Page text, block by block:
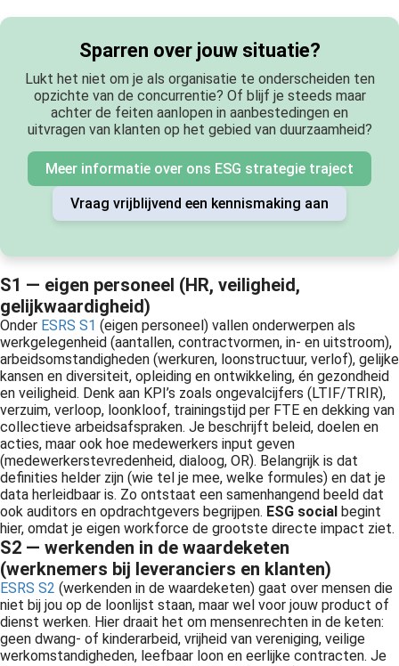
Sparren over jouw situatie?
Lukt het niet om je als organisatie te onderscheiden ten
opzichte van de concurrentie? Of blijf je steeds maar
achter de feiten aanlopen in aanbestedingen en
uitvragen van klanten op het gebied van duurzaamheid?
Meer informatie over ons ESG strategie traject
Vraag vrijblijvend een kennismaking aan
S1 — eigen personeel (HR, veiligheid,
gelijkwaardigheid)
Onder ESRS S1 (eigen personeel) vallen onderwerpen als
werkgelegenheid (aantallen, contractvormen, in- en uitstroom),
arbeidsomstandigheden (werkuren, loonstructuur, verlof), gelijke
kansen en diversiteit, opleiding en ontwikkeling, én gezondheid
en veiligheid. Denk aan KPI’s zoals ongevalcijfers (LTIF/TRIR),
verzuim, verloop, loonkloof, trainingstijd per FTE en dekking van
collectieve arbeidsafspraken. Je beschrijft beleid, doelen en
acties, maar ook hoe medewerkers input geven
(medewerkerstevredenheid, dialoog, OR). Belangrijk is dat
definities helder zijn (wie tel je mee, welke formules) en dat je
data herleidbaar is. Zo ontstaat een samenhangend beeld dat
ook auditors en opdrachtgevers begrijpen. ESG social begint
hier, omdat je eigen workforce de grootste directe impact ziet.
S2 — werkenden in de waardeketen
(werknemers bij leveranciers en klanten)
ESRS S2 (werkenden in de waardeketen) gaat over mensen die
niet bij jou op de loonlijst staan, maar wel voor jouw product of
dienst werken. Hier draait het om mensenrechten in de keten:
geen dwang- of kinderarbeid, vrijheid van vereniging, veilige
werkomstandigheden, leefbaar loon en eerlijke contracten. Je